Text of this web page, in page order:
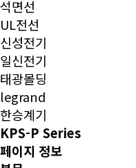
석면선
UL전선
신성전기
일신전기
태광몰딩
legrand
한승계기
KPS-P Series
페이지 정보